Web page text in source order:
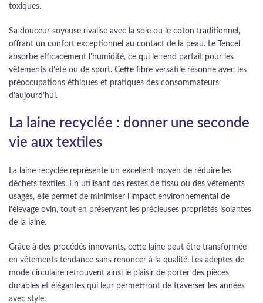
toxiques.
Sa douceur soyeuse rivalise avec la soie ou le coton traditionnel,
offrant un confort exceptionnel au contact de la peau. Le Tencel
absorbe efficacement l’humidité, ce qui le rend parfait pour les
vêtements d’été ou de sport. Cette fibre versatile résonne avec les
préoccupations éthiques et pratiques des consommateurs
d’aujourd’hui.
La laine recyclée : donner une seconde
vie aux textiles
La laine recyclée représente un excellent moyen de réduire les
déchets textiles. En utilisant des restes de tissu ou des vêtements
usagés, elle permet de minimiser l’impact environnemental de
l’élevage ovin, tout en préservant les précieuses propriétés isolantes
de la laine.
Grâce à des procédés innovants, cette laine peut être transformée
en vêtements tendance sans renoncer à la qualité. Les adeptes de
mode circulaire retrouvent ainsi le plaisir de porter des pièces
durables et élégantes qui leur permettront de traverser les années
avec style.